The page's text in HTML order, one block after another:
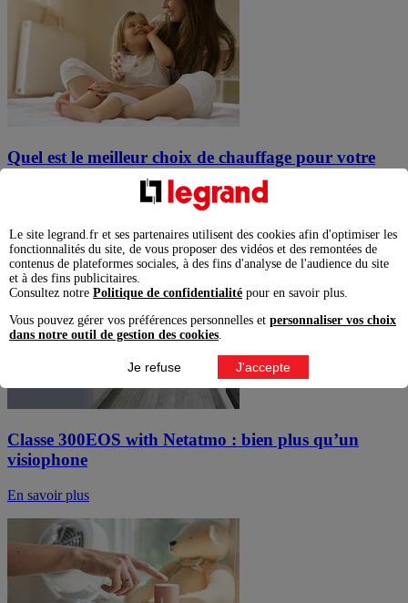
Quel est le meilleur choix de chauffage pour votre
Classe 300EOS with Netatmo : bien plus qu’un
visiophone
En savoir plus
Le site legrand.fr et ses partenaires utilisent des cookies afin d'optimiser les
fonctionnalités du site, de vous proposer des vidéos et des remontées de
contenus de plateformes sociales, à des fins d'analyse de l'audience du site
et à des fins publicitaires.
Consultez notre Politique de confidentialité pour en savoir plus.
Vous pouvez gérer vos préférences personnelles et personnaliser vos choix
dans notre outil de gestion des cookies
Je refuse J'accepte